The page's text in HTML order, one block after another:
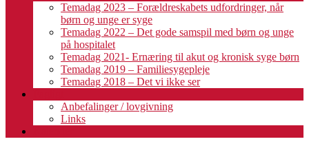
Temadag 2023 – Forældreskabets udfordringer, når
børn og unge er syge
Temadag 2022 – Det gode samspil med børn og unge
på hospitalet
Temadag 2021- Ernæring til akut og kronisk syge børn
Temadag 2019 – Familiesygepleje
Temadag 2018 – Det vi ikke ser
Anbefalinger / lovgivning
Links